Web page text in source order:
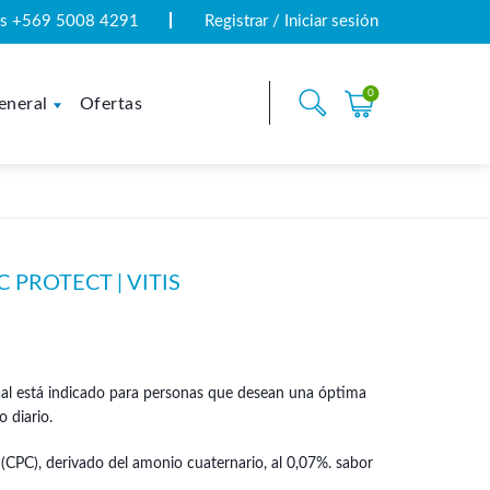
+569 5008 4291 Registrar / Iniciar sesión
Ofertas
0
PROTECT | VITIS
está indicado para personas que desean una óptima
diario.
derivado del amonio cuaternario, al 0,07%. sabor